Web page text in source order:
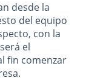
desde la
del equipo
con la
el
fin comenzar